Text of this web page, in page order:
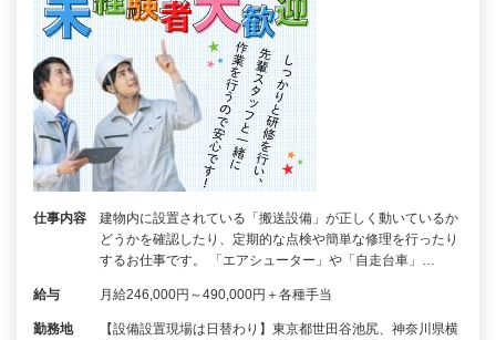
仕事内容
建物内に設置されている「搬送設備」が正しく動いているか
どうかを確認したり、定期的な点検や簡単な修理を行ったり
するお仕事です。 「エアシューター」や「自走台車」…
給与 月給246,000円～490,000円＋各種手当
勤務地
【設備設置現場は日替わり】東京都世田谷池尻、神奈川県横